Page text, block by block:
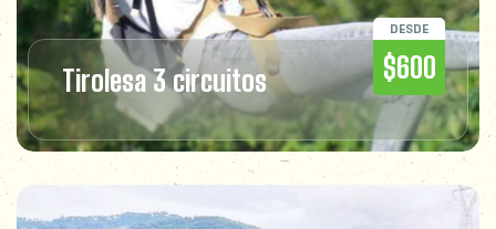
DESDE
$600
Tirolesa 3 circuitos